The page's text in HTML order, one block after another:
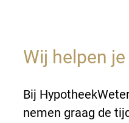
Wij helpen
Bij
nemen graag de